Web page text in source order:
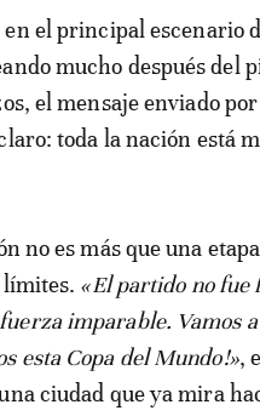
el principal escenario
mucho después del
el mensaje enviado
toda la nación está
no es más que una
límites. «El partido no fue
imparable. Vamos
esta Copa del Mundo!»,
ciudad que ya mira